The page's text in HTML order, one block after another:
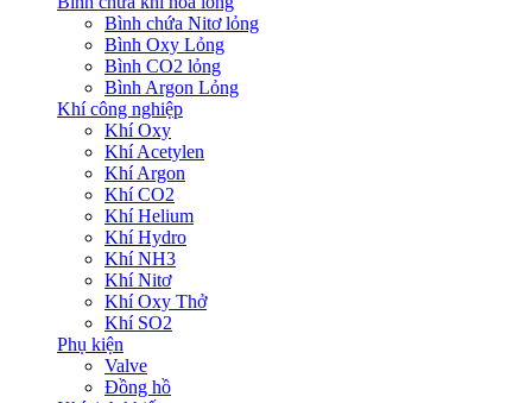
Bình chứa Nitơ lỏng
Bình Oxy Lỏng
Bình CO2 lỏng
Bình Argon Lỏng
Khí công nghiệp
Khí Oxy
Khí Acetylen
Khí Argon
Khí CO2
Khí Helium
Khí Hydro
Khí NH3
Khí Nitơ
Khí Oxy Thở
Khí SO2
Phụ kiện
Valve
Đồng hồ